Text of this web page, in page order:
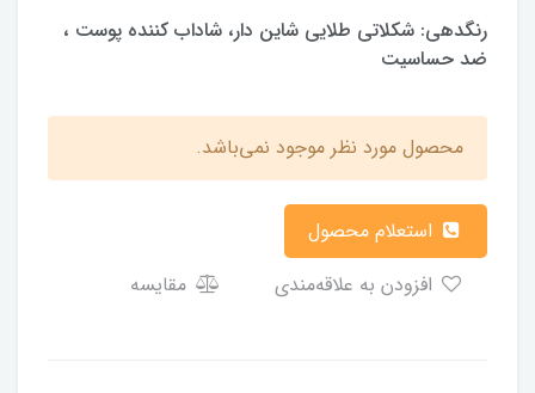
رنگدهی: شكلاتى طلایی شاین دار، شاداب كننده پوست ،
ضد حساسيت
محصول مورد نظر موجود نمی‌باشد.
مقایسه